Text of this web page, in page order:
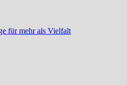
für mehr als Vielfalt